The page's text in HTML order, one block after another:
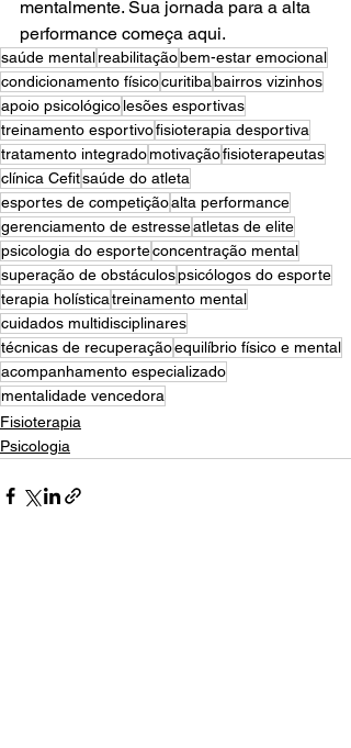
mentalmente. Sua jornada para a alta
performance começa aqui.
saúde mentalreabilitaçãobem-estar emocional
condicionamento físicocuritibabairros vizinhos
apoio psicológicolesões esportivas
treinamento esportivofisioterapia desportiva
tratamento integradomotivaçãofisioterapeutas
clínica Cefitsaúde do atleta
esportes de competiçãoalta performance
gerenciamento de estresseatletas de elite
psicologia do esporteconcentração mental
superação de obstáculospsicólogos do esporte
terapia holísticatreinamento mental
cuidados multidisciplinares
técnicas de recuperaçãoequilíbrio físico e mental
acompanhamento especializado
mentalidade vencedora
Fisioterapia
Psicologia